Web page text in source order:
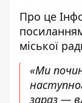
Про це
міської
«Ми
зараз —